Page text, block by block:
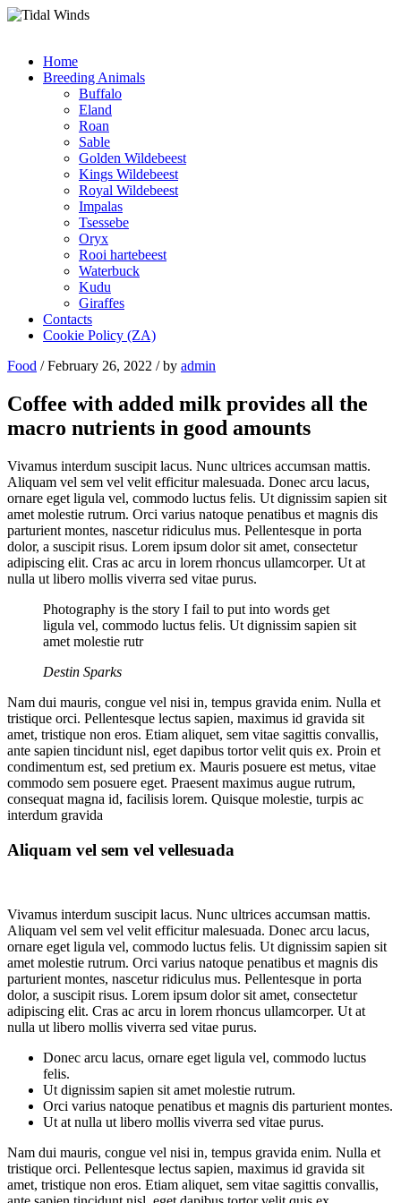
Home
Breeding Animals
Buffalo
Eland
Roan
Sable
Golden Wildebeest
Kings Wildebeest
Royal Wildebeest
Impalas
Tsessebe
Oryx
Rooi hartebeest
Waterbuck
Kudu
Giraffes
Contacts
Cookie Policy (ZA)
Food / February 26, 2022 / by admin
Coffee with added milk provides all the
macro nutrients in good amounts
Vivamus interdum suscipit lacus. Nunc ultrices accumsan mattis.
Aliquam vel sem vel velit efficitur malesuada. Donec arcu lacus,
ornare eget ligula vel, commodo luctus felis. Ut dignissim sapien sit
amet molestie rutrum. Orci varius natoque penatibus et magnis dis
parturient montes, nascetur ridiculus mus. Pellentesque in porta
dolor, a suscipit risus. Lorem ipsum dolor sit amet, consectetur
adipiscing elit. Cras ac arcu in lorem rhoncus ullamcorper. Ut at
nulla ut libero mollis viverra sed vitae purus.
Photography is the story I fail to put into words get
ligula vel, commodo luctus felis. Ut dignissim sapien sit
amet molestie rutr
Destin Sparks
Nam dui mauris, congue vel nisi in, tempus gravida enim. Nulla et
tristique orci. Pellentesque lectus sapien, maximus id gravida sit
amet, tristique non eros. Etiam aliquet, sem vitae sagittis convallis,
ante sapien tincidunt nisl, eget dapibus tortor velit quis ex. Proin et
condimentum est, sed pretium ex. Mauris posuere est metus, vitae
commodo sem posuere eget. Praesent maximus augue rutrum,
consequat magna id, facilisis lorem. Quisque molestie, turpis ac
interdum gravida
Aliquam vel sem vel vellesuada
Vivamus interdum suscipit lacus. Nunc ultrices accumsan mattis.
Aliquam vel sem vel velit efficitur malesuada. Donec arcu lacus,
ornare eget ligula vel, commodo luctus felis. Ut dignissim sapien sit
amet molestie rutrum. Orci varius natoque penatibus et magnis dis
parturient montes, nascetur ridiculus mus. Pellentesque in porta
dolor, a suscipit risus. Lorem ipsum dolor sit amet, consectetur
adipiscing elit. Cras ac arcu in lorem rhoncus ullamcorper. Ut at
nulla ut libero mollis viverra sed vitae purus.
Donec arcu lacus, ornare eget ligula vel, commodo luctus
felis.
Ut dignissim sapien sit amet molestie rutrum.
Orci varius natoque penatibus et magnis dis parturient montes.
Ut at nulla ut libero mollis viverra sed vitae purus.
Nam dui mauris, congue vel nisi in, tempus gravida enim. Nulla et
tristique orci. Pellentesque lectus sapien, maximus id gravida sit
amet, tristique non eros. Etiam aliquet, sem vitae sagittis convallis,